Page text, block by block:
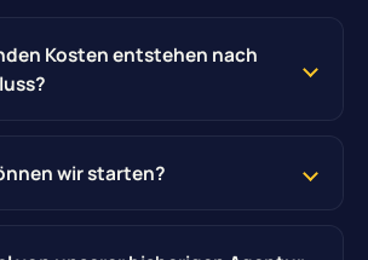
Kosten entstehen nach
wir starten?